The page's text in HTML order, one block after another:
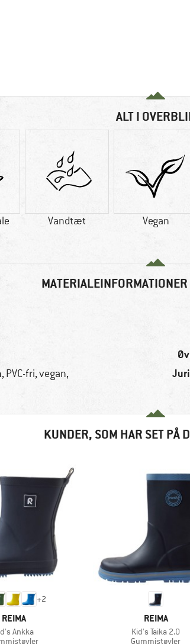
ALT I
Vandtæt Vegan
fri, vegan,
KUNDER, SOM HAR SET PÅ
+2
MÆRKE
REIMA
Ankka
MÆRKE
REIMA
Artikel
Kid's Taika 2.0
Produktgruppe
Gummistøvler